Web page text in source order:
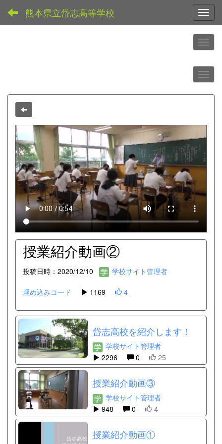
熊本県立岱志高等学校
授業紹介動画②
投稿日時：2020/12/10 学校サイト管理者
埋め込みコード 1169 4
岱志高校を紹介します！
学校サイト管理者
2296
0 25
授業紹介動画③
学校サイト管理者
948
0 4
授業紹介動画①